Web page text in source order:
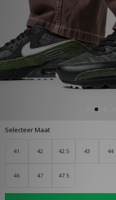
Selecteer Maat
41 42 42.5 43 44
46 47 47.5